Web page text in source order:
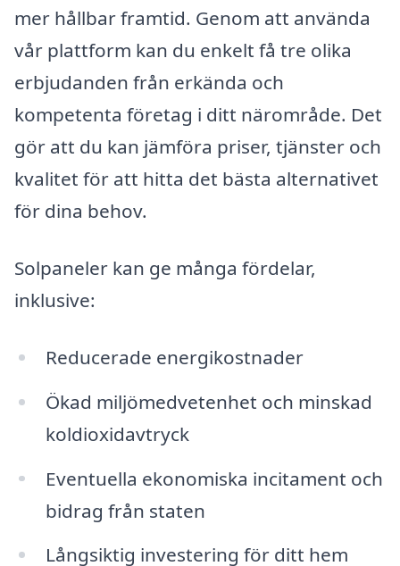
mer hållbar framtid. Genom att använda
vår plattform kan du enkelt få tre olika
erbjudanden från erkända och
kompetenta företag i ditt närområde. Det
gör att du kan jämföra priser, tjänster och
kvalitet för att hitta det bästa alternativet
för dina behov.
Solpaneler kan ge många fördelar,
inklusive:
Reducerade energikostnader
Ökad miljömedvetenhet och minskad
koldioxidavtryck
Eventuella ekonomiska incitament och
bidrag från staten
Långsiktig investering för ditt hem